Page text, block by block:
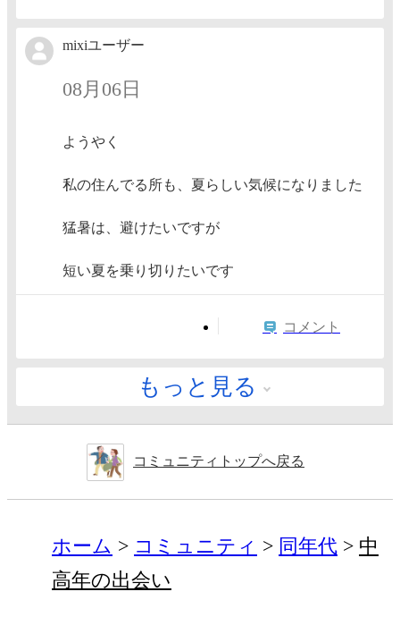
mixiユーザー
08月06日
ようやく
私の住んでる所も、夏らしい気候になりました
猛暑は、避けたいですが
短い夏を乗り切りたいです
コメント
もっと見る
コミュニティトップへ戻る
ホーム コミュニティ 同年代
中
高年の出会い